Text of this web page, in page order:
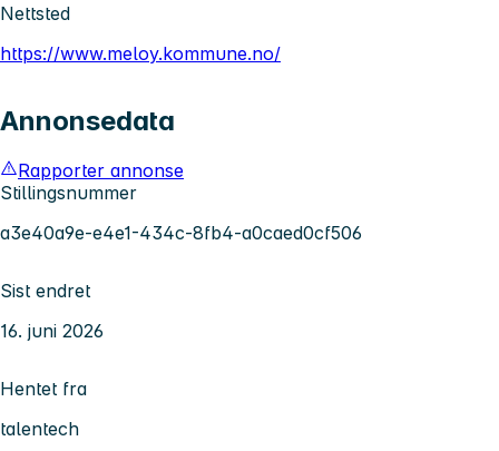
Nettsted
https://www.meloy.kommune.no/
Annonsedata
Rapporter annonse
Stillingsnummer
a3e40a9e-e4e1-434c-8fb4-a0caed0cf506
Sist endret
16. juni 2026
Hentet fra
talentech